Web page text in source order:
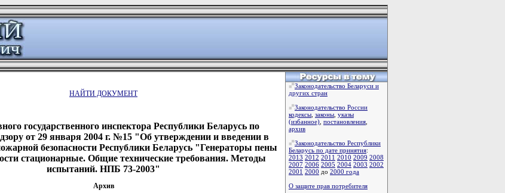
НАЙТИ ДОКУМЕНТ
государственного инспектора Республики Беларусь по
от 29 января 2004 г. №15 "Об утверждении и введении в
безопасности Республики Беларусь "Генераторы пены
стационарные. Общие технические требования. Методы
испытаний. НПБ 73-2003"
Архив
Законодательство Беларуси и
других стран
Законодательство России
кодексы законы указы
(избанное) постановления
архив
Законодательство Республики
Беларусь по дате принятия:
2013 2012 2011 2010 2009 2008
2007 2006 2005 2004 2003 2002
2001 2000 до 2000 года
О защите прав потребителя